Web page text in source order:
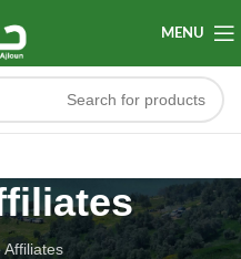
MENU
Affiliates